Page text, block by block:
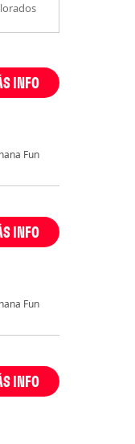
INFO
Fun
INFO
Fun
INFO